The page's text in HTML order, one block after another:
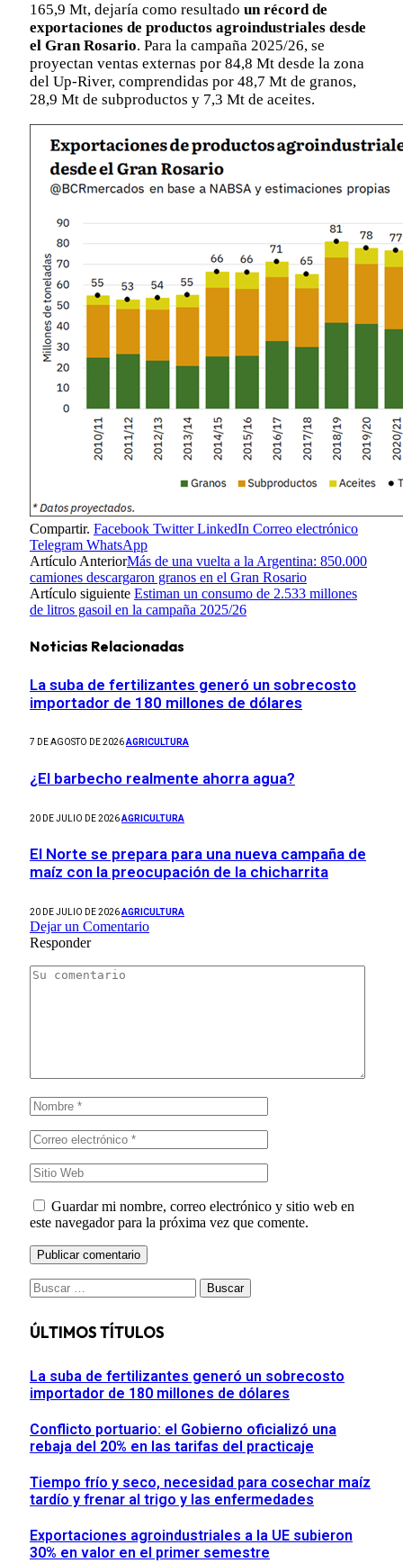
165,9 Mt, dejaría como resultado un récord de
exportaciones de productos agroindustriales desde
el Gran Rosario. Para la campaña 2025/26, se
proyectan ventas externas por 84,8 Mt desde la zona
del Up-River, comprendidas por 48,7 Mt de granos,
28,9 Mt de subproductos y 7,3 Mt de aceites.
Compartir. Facebook Twitter LinkedIn Correo electrónico
Telegram WhatsApp
Artículo AnteriorMás de una vuelta a la Argentina: 850.000
camiones descargaron granos en el Gran Rosario
Artículo siguiente Estiman un consumo de 2.533 millones
de litros gasoil en la campaña 2025/26
Noticias Relacionadas
La suba de fertilizantes generó un sobrecosto
importador de 180 millones de dólares
7 DE AGOSTO DE 2026AGRICULTURA
¿El barbecho realmente ahorra agua?
20 DE JULIO DE 2026AGRICULTURA
El Norte se prepara para una nueva campaña de
maíz con la preocupación de la chicharrita
20 DE JULIO DE 2026AGRICULTURA
Dejar un Comentario
Responder
Guardar mi nombre, correo electrónico y sitio web en
este navegador para la próxima vez que comente.
Buscar:
ÚLTIMOS TÍTULOS
La suba de fertilizantes generó un sobrecosto
importador de 180 millones de dólares
Conflicto portuario: el Gobierno oficializó una
rebaja del 20% en las tarifas del practicaje
Tiempo frío y seco, necesidad para cosechar maíz
tardío y frenar al trigo y las enfermedades
Exportaciones agroindustriales a la UE subieron
30% en valor en el primer semestre